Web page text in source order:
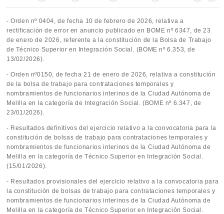
- Orden nº 0404, de fecha 10 de febrero de 2026, relativa a
rectificación de error en anuncio publicado en BOME nº 6347, de 23
de enero de 2026, referente a la constitución de la Bolsa de Trabajo
de Técnico Superior en Integración Social. (BOME nº 6.353, de
13/02/2026).
- Orden nº0150, de fecha 21 de enero de 2026, relativa a constitución
de la bolsa de trabajo para contrataciones temporales y
nombramientos de funcionarios interinos de la Ciudad Autónoma de
Melilla en la categoría de Integración Social. (BOME nº 6.347, de
23/01/2026).
- Resultados definitivos del ejercicio relativo a la convocatoria para la
constitución de bolsas de trabajo para contrataciones temporales y
nombramientos de funcionarios interinos de la Ciudad Autónoma de
Melilla en la categoría de Técnico Superior en Integración Social.
(15/01/2026).
- Resultados provisionales del ejercicio relativo a la convocatoria para
la constitución de bolsas de trabajo para contrataciones temporales y
nombramientos de funcionarios interinos de la Ciudad Autónoma de
Melilla en la categoría de Técnico Superior en Integración Social.